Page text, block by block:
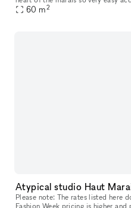
week Desks can be moved into
60 m2
Atypical studio Haut
Please note: The rates listed here
Fashion Week pricing is higher